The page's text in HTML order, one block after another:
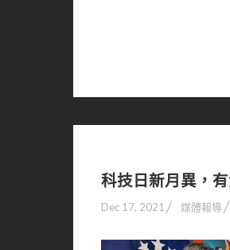
科技日新月異，
Dec 17, 2021 媒體報導